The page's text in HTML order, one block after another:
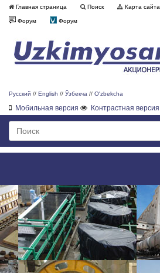
Главная страница Поиск Карта сайта
Форум Форум
Русский // English // Ўзбекча // O'zbekcha
Мобильная версия Контрастная версия